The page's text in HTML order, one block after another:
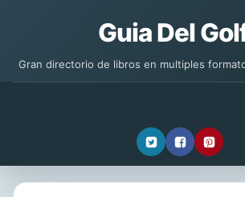
Guia Del
Gran directorio de libros en multiples